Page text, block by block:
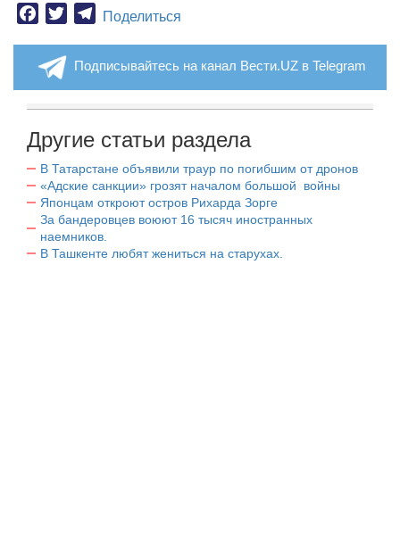
Facebook
TwitterTelegram
Поделиться
Подписывайтесь на канал Вести.UZ в Telegram
Другие статьи раздела
В Татарстане объявили траур по погибшим от дронов
«Адские санкции» грозят началом большой войны
Японцам откроют остров Рихарда Зорге
За бандеровцев воюют 16 тысяч иностранных
наемников.
В Ташкенте любят жениться на старухах.